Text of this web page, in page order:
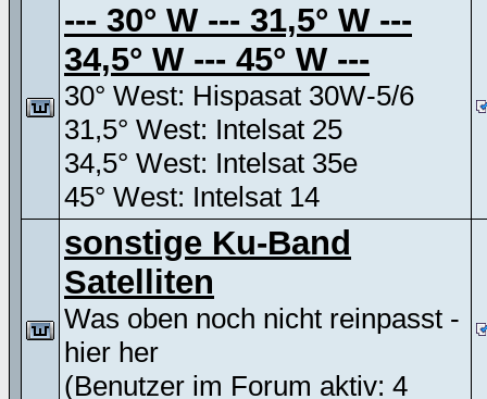
--- 30° W --- 31,5° W ---
34,5° W --- 45° W ---
30° West: Hispasat 30W-5/6
31,5° West: Intelsat 25
34,5° West: Intelsat 35e
45° West: Intelsat 14
sonstige Ku-Band
Satelliten
Was oben noch nicht reinpasst -
hier her
(Benutzer im Forum aktiv: 4